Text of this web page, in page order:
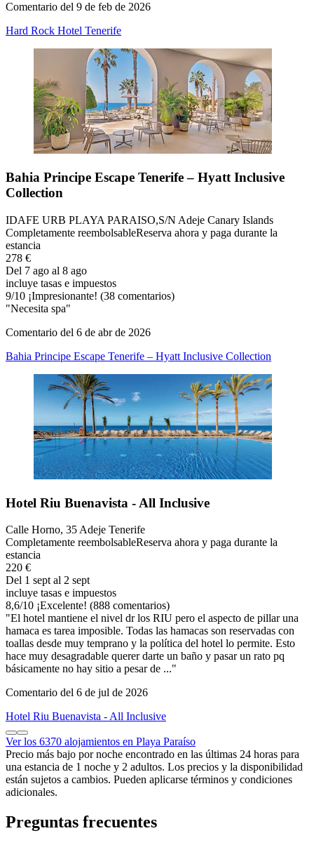
Comentario del 9 de feb de 2026
Hard Rock Hotel Tenerife
Bahia Principe Escape Tenerife – Hyatt Inclusive
Collection
IDAFE URB PLAYA PARAISO,S/N Adeje Canary Islands
Completamente reembolsableReserva ahora y paga durante la
estancia
278 €
Del 7 ago al 8 ago
incluye tasas e impuestos
9/10 ¡Impresionante! (38 comentarios)
"Necesita spa"
Comentario del 6 de abr de 2026
Bahia Principe Escape Tenerife – Hyatt Inclusive Collection
Hotel Riu Buenavista - All Inclusive
Calle Horno, 35 Adeje Tenerife
Completamente reembolsableReserva ahora y paga durante la
estancia
220 €
Del 1 sept al 2 sept
incluye tasas e impuestos
8,6/10 ¡Excelente! (888 comentarios)
"El hotel mantiene el nivel dr los RIU pero el aspecto de pillar una
hamaca es tarea imposible. Todas las hamacas son reservadas con
toallas desde muy temprano y la política del hotel lo permite. Esto
hace muy desagradable querer darte un baño y pasar un rato pq
básicamente no hay sitio a pesar de ..."
Comentario del 6 de jul de 2026
Hotel Riu Buenavista - All Inclusive
Ver los 6370 alojamientos en Playa Paraíso
Precio más bajo por noche encontrado en las últimas 24 horas para
una estancia de 1 noche y 2 adultos. Los precios y la disponibilidad
están sujetos a cambios. Pueden aplicarse términos y condiciones
adicionales.
Preguntas frecuentes